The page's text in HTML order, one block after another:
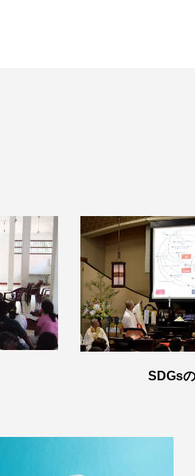
SDGs